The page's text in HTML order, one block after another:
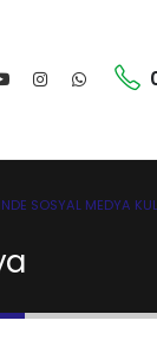
SOSYAL MEDYA